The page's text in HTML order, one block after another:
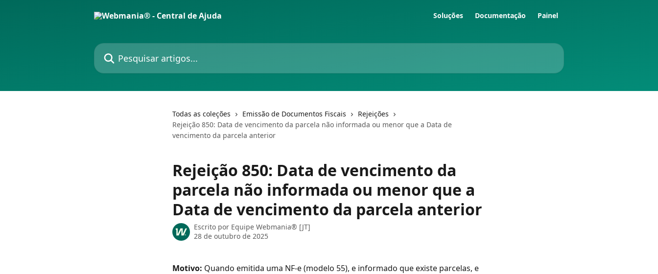
Soluções Documentação Painel
Pesquisar artigos...
Todas as coleções Emissão de Documentos Fiscais
Rejeições
Rejeição 850: Data de vencimento da parcela não informada ou menor que a Data de
vencimento da parcela anterior
Rejeição 850: Data de vencimento da
parcela não informada ou menor que a
Data de vencimento da parcela anterior
Escrito por Equipe Webmania® [JT]
28 de outubro de 2025
Motivo: Quando emitida uma NF-e (modelo 55), e informado que existe parcelas, e